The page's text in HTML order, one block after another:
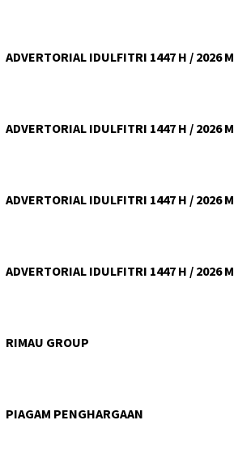
ADVERTORIAL IDULFITRI 1447 H / 2026 M
ADVERTORIAL IDULFITRI 1447 H / 2026 M
ADVERTORIAL IDULFITRI 1447 H / 2026 M
ADVERTORIAL IDULFITRI 1447 H / 2026 M
RIMAU GROUP
PIAGAM PENGHARGAAN